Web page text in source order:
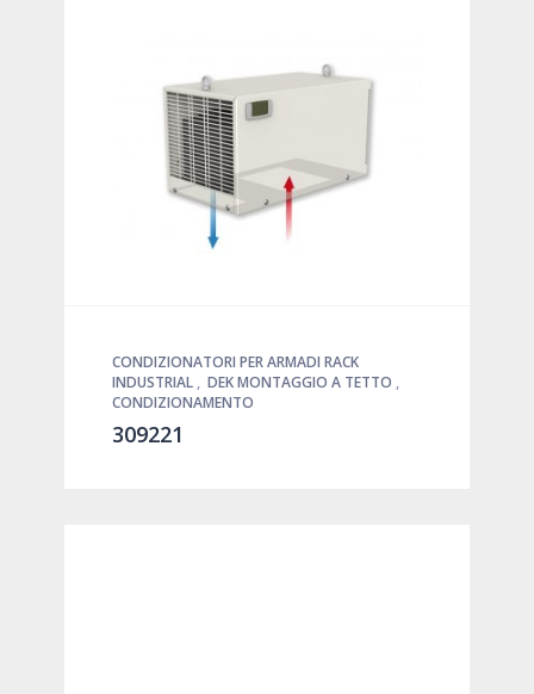
CONDIZIONATORI PER ARMADI RACK
INDUSTRIAL , DEK MONTAGGIO A TETTO ,
CONDIZIONAMENTO
309221